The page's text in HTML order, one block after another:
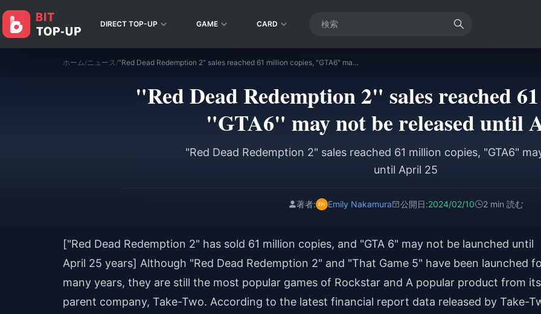
DIRECT TOP-UP GAME CARD
ホーム/ニュース / "Red Dead Redemption 2" sales reached 61 million copies, "GTA6" may not be released until April 25
"Red Dead Redemption 2" sales reached
"GTA6" may not be released until
"Red Dead Redemption 2" sales reached 61 million copies, "GTA6"
until April 25
著者: Emily Nakamura 公開日:2024/02/10 2 min 読む
["Red Dead Redemption 2" has sold 61 million copies, and "GTA 6" may not be launched until
April 25 years] Although "Red Dead Redemption 2" and "That Game 5" have been launched
many years, they are still the most popular games of Rockstar and A popular product from its
parent company, Take-Two. According to the latest financial report data released by Take-